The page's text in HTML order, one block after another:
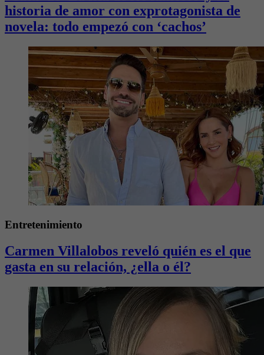
historia de amor con exprotagonista de
novela: todo empezó con ‘cachos’
Entretenimiento
Carmen Villalobos reveló quién es el que
gasta en su relación, ¿ella o él?